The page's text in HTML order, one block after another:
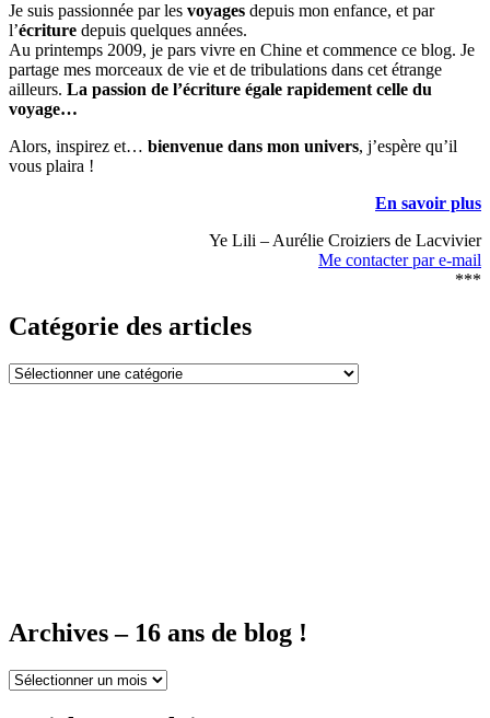
Je suis passionnée par les voyages depuis mon enfance, et par
l’écriture depuis quelques années.
Au printemps 2009, je pars vivre en Chine et commence ce blog. Je
partage mes morceaux de vie et de tribulations dans cet étrange
ailleurs. La passion de l’écriture égale rapidement celle du
voyage…
Alors, inspirez et… bienvenue dans mon univers, j’espère qu’il
vous plaira !
En savoir plus
Ye Lili – Aurélie Croiziers de Lacvivier
Me contacter par e-mail
***
Catégorie des articles
Catégorie
Archives – 16 ans de blog !
Archives